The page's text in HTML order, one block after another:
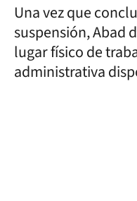
Una vez que
suspensión, Abad
lugar físico de
administrativa